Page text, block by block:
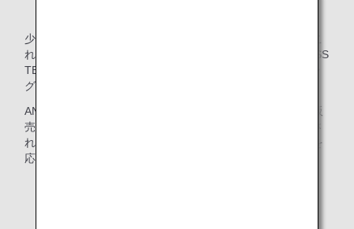
少しずつ広まっている寄付型ラッピング自動販売機です。こ
れはチャレンジド・デザイナーによるアート作品を「CROSS
TEAM」がデザインプロデュースし、自動販売機をラッピン
グしたものです。
ANAのオフィスにある休憩室にも設置されています。自動販
売機の収益の一部は障がいのある方の活動サポートに還元さ
れ、飲み物を一本買うたびに、障がいのある方の社会参画を
応援することができます。